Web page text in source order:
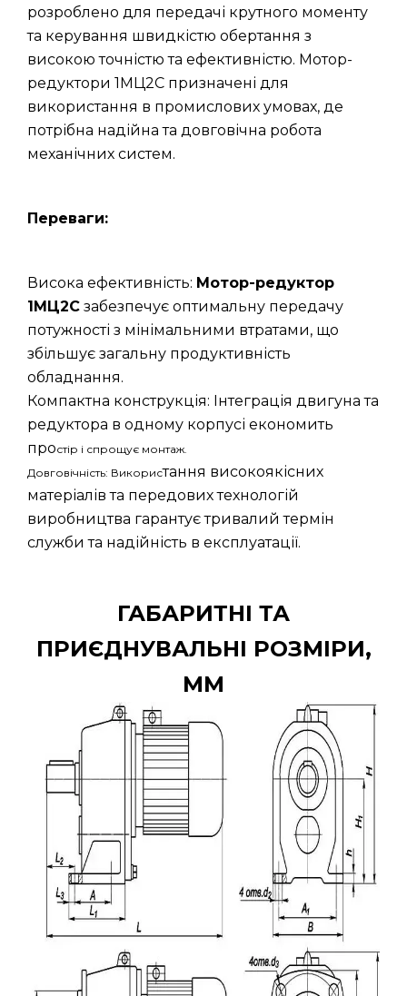
розроблено для передачі крутного моменту
та керування швидкістю обертання з
високою точністю та ефективністю. Мотор-
редуктори 1МЦ2С призначені для
використання в промислових умовах, де
потрібна надійна та довговічна робота
механічних систем.
Переваги:
Висока ефективність: Мотор-редуктор
1МЦ2С забезпечує оптимальну передачу
потужності з мінімальними втратами, що
збільшує загальну продуктивність
обладнання.
Компактна конструкція: Інтеграція двигуна та
редуктора в одному корпусі економить
простір і спрощує монтаж.
Довговічність: Використання високоякісних
матеріалів та передових технологій
виробництва гарантує тривалий термін
служби та надійність в експлуатації.
ГАБАРИТНІ ТА
ПРИЄДНУВАЛЬНІ РОЗМІРИ,
ММ